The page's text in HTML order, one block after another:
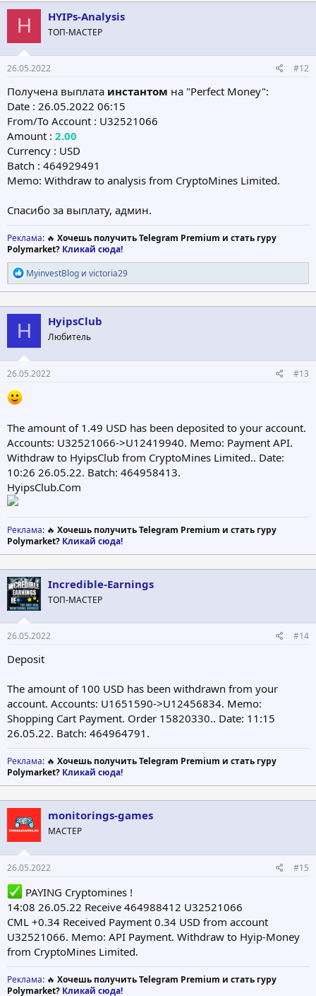
H HYIPs-Analysis
ТОП-МАСТЕР
26.05.2022 #12
Получена выплата инстантом на "Perfect Money":
Date : 26.05.2022 06:15
From/To Account : U32521066
Amount : 2.00
Currency : USD
Batch : 464929491
Memo: Withdraw to analysis from CryptoMines Limited.
Спасибо за выплату, админ.
Реклама: 🔥 Хочешь получить Telegram Premium и стать гуру
Polymarket? Кликай сюда!
Р
е
а
к
ц
и
и
:
MyinvestBlog и victoria29
H HyipsClub
Любитель
26.05.2022 #13
The amount of 1.49 USD has been deposited to your account.
Accounts: U32521066->U12419940. Memo: Payment API.
Withdraw to HyipsClub from CryptoMines Limited.. Date:
10:26 26.05.22. Batch: 464958413.
HyipsClub.Com
Реклама: 🔥 Хочешь получить Telegram Premium и стать гуру
Polymarket? Кликай сюда!
Incredible-Earnings
ТОП-МАСТЕР
26.05.2022 #14
Deposit
The amount of 100 USD has been withdrawn from your
account. Accounts: U1651590->U12456834. Memo:
Shopping Cart Payment. Order 15820330.. Date: 11:15
26.05.22. Batch: 464964791.
Реклама: 🔥 Хочешь получить Telegram Premium и стать гуру
Polymarket? Кликай сюда!
monitorings-games
МАСТЕР
26.05.2022 #15
PAYING Cryptomines !
14:08 26.05.22 Receive 464988412 U32521066
CML +0.34 Received Payment 0.34 USD from account
U32521066. Memo: API Payment. Withdraw to Hyip-Money
from CryptoMines Limited.
Реклама: 🔥 Хочешь получить Telegram Premium и стать гуру
Polymarket? Кликай сюда!